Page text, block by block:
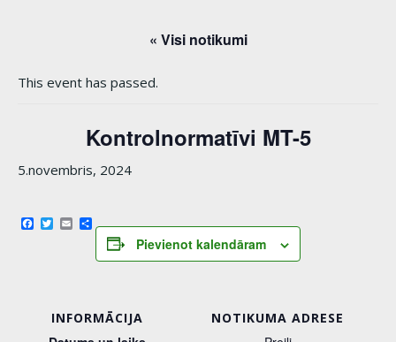
« Visi notikumi
This event has passed.
Kontrolnormatīvi MT-5
5.novembris, 2024
Facebook
Twitter
EmailShare
Pievienot kalendāram
INFORMĀCIJA NOTIKUMA ADRESE